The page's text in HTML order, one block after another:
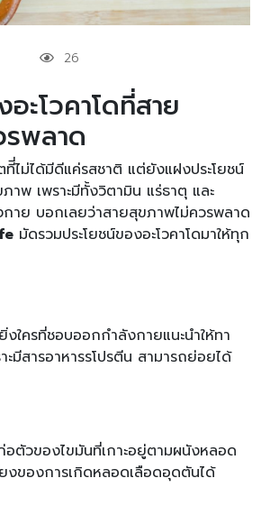
26
อะโวคาโดที่สาย
รพลาด
ไม่ได้มีดีแค่รสชาติ แต่ยังแฝงประโยชน์
าพ เพราะมีทั้งวิตามิน แร่ธาตุ และ
กาย บอกเลยว่าสายสุขภาพไม่ควรพลาด
มัดรวมประโยชน์ของอะโวคาโดมาให้ทุก
งใครที่ชอบออกกำลังกายแนะนำให้ทา
าะมีสารอาหารรโปรตีน สามารถย่อยได้
อตัวของไขมันที่เกาะอยู่ตามผนังหลอด
งของการเกิดหลอดเลือดอุดตันได้